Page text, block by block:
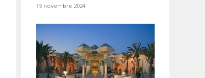
19 novembre 2024